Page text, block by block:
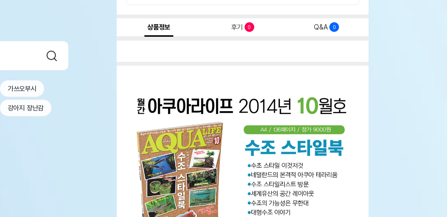
가쓰오부시
강아지 장난감
상품정보 후기 0 Q&A 0